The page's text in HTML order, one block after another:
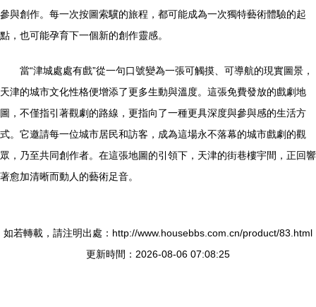
參與創作。每一次按圖索驥的旅程，都可能成為一次獨特藝術體驗的起
點，也可能孕育下一個新的創作靈感。
當“津城處處有戲”從一句口號變為一張可觸摸、可導航的現實圖景，
天津的城市文化性格便增添了更多生動與溫度。這張免費發放的戲劇地
圖，不僅指引著觀劇的路線，更指向了一種更具深度與參與感的生活方
式。它邀請每一位城市居民和訪客，成為這場永不落幕的城市戲劇的觀
眾，乃至共同創作者。在這張地圖的引領下，天津的街巷樓宇間，正回響
著愈加清晰而動人的藝術足音。
如若轉載，請注明出處：http://www.housebbs.com.cn/product/83.html
更新時間：2026-08-06 07:08:25